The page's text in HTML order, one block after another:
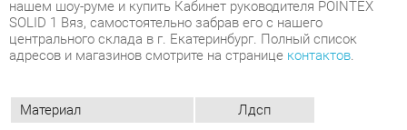
Материал
Лдсп
Цвет
Вяз
Типы столов
Прямоугольные
Стиль мебели
Современный
Тумбы
Без замка